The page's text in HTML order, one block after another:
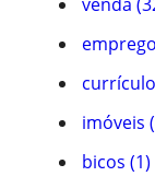
imóveis
bicos (1)